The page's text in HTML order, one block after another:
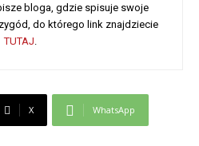
bloga, gdzie spisuje swoje
do którego link znajdziecie
TUTAJ.
X WhatsApp